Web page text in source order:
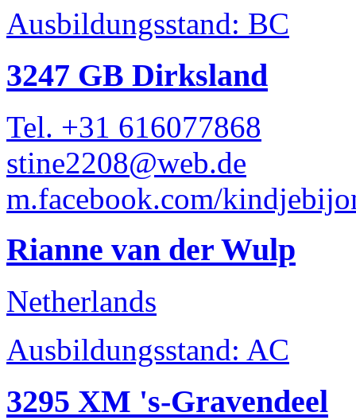
Ausbildungsstand: BC
3247 GB Dirksland
Tel. +31 616077868
stine2208@web.de
m.facebook.com/
Rianne van der Wulp
Netherlands
Ausbildungsstand: AC
3295 XM 's-Gravendeel